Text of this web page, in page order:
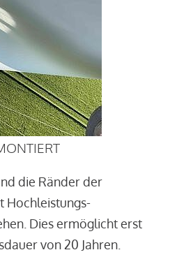
die Ränder der
Hochleistungs-
Dies ermöglicht erst
von 20 Jahren.